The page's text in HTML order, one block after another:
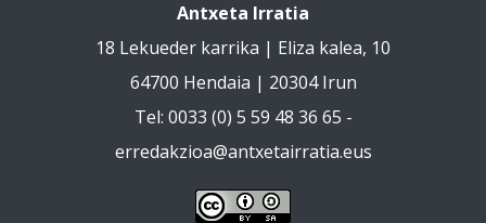
Antxeta Irratia
18 Lekueder karrika | Eliza kalea, 10
64700 Hendaia | 20304 Irun
Tel: 0033 (0) 5 59 48 36 65 -
erredakzioa@antxetairratia.eus